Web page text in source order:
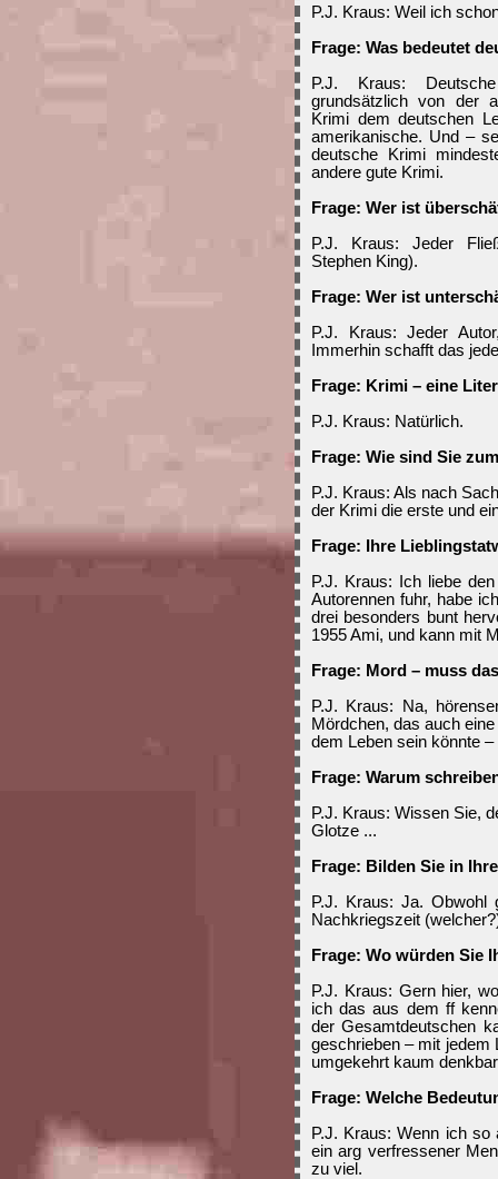
P.J. Kraus: Weil ich
Frage: Was bedeutet
P.J. Kraus:
grundsätzlich von der
Krimi dem deutschen
amerikanische. Und –
deutsche Krimi
andere gute Krimi.
Frage: Wer ist
P.J. Kraus: Jeder
Stephen King).
Frage: Wer ist
P.J. Kraus: Jeder
Immerhin schafft das
Frage: Krimi – eine
P.J. Kraus: Natürlich.
Frage: Wie sind Sie
P.J. Kraus: Als nach
der Krimi die erste und
Frage: Ihre
P.J. Kraus: Ich liebe
Autorennen fuhr, habe
drei besonders bunt
1955 Ami, und kann mit
Frage: Mord – muss
P.J. Kraus: Na,
Mördchen, das auch
dem Leben sein könnte
Frage: Warum
P.J. Kraus: Wissen Sie,
Glotze ...
Frage: Bilden Sie in
P.J. Kraus: Ja. Obwohl
Nachkriegszeit
Frage: Wo würden Sie
P.J. Kraus: Gern hier,
ich das aus dem ff
der Gesamtdeutschen
geschrieben – mit jedem
umgekehrt kaum
Frage: Welche
P.J. Kraus: Wenn ich
ein arg verfressener
zu viel.